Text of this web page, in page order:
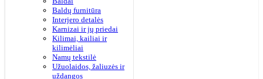
Baldų furnitūra
Interjero detalės
Karnizai ir jų priedai
Kilimai, kailiai ir
kilimėliai
Namų tekstilė
Užuolaidos, žaliuzės ir
uždangos